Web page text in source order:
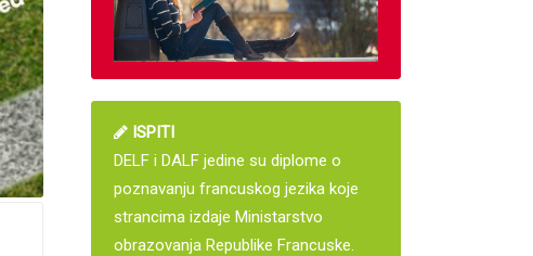
ISPITI
DELF i DALF jedine su diplome o
poznavanju francuskog jezika koje
strancima izdaje Ministarstvo
obrazovanja Republike Francuske.